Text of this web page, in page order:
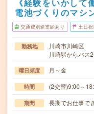
《経験をいかして
電池づくりのマシ
交通費別途支給あり 土日
勤務地
川崎市川崎区
川崎駅からバス
曜日頻度 月～金
時間 (2交替)9:00～
期間 長期でお仕事で